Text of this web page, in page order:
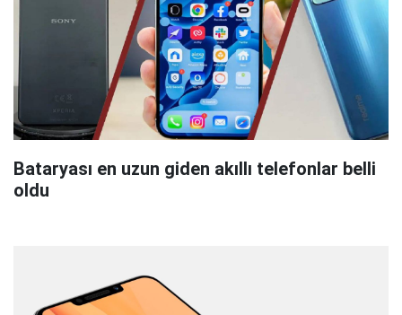
Bataryası en uzun giden akıllı telefonlar belli
oldu